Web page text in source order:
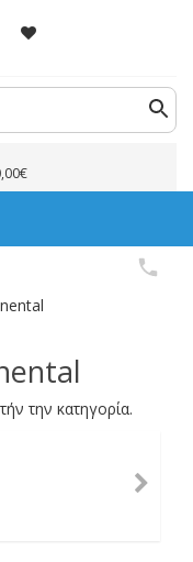
την κατηγορία.